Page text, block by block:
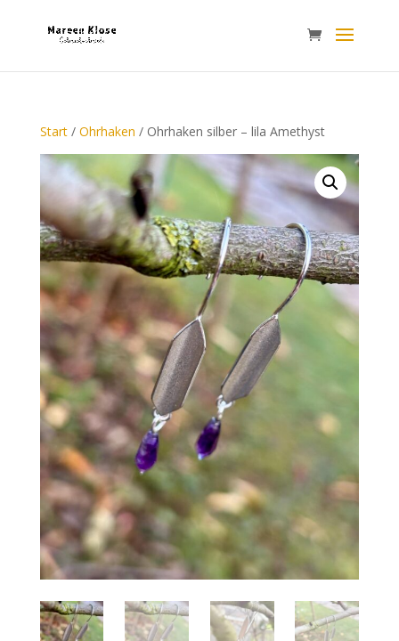
Start/ Ohrhaken / Ohrhaken silber – lila Amethyst